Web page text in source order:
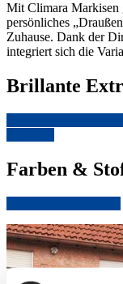
Mit Climara Markisen
persönliches
Zuhause. Dank der
integriert sich die
Brillante
Farben &